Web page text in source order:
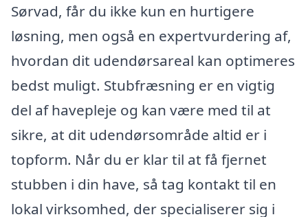
Sørvad, får du ikke kun en hurtigere
løsning, men også en expertvurdering af,
hvordan dit udendørsareal kan optimeres
bedst muligt. Stubfræsning er en vigtig
del af havepleje og kan være med til at
sikre, at dit udendørsområde altid er i
topform. Når du er klar til at få fjernet
stubben i din have, så tag kontakt til en
lokal virksomhed, der specialiserer sig i